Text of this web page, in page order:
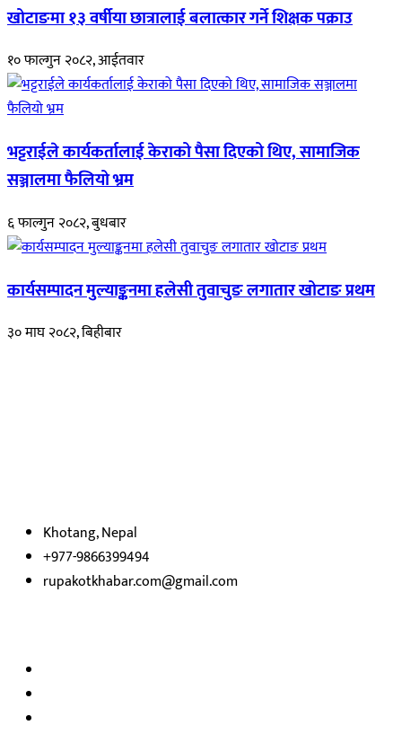
खोटाङमा १३ वर्षीया छात्रालाई बलात्कार गर्ने शिक्षक पक्राउ
१० फाल्गुन २०८२, आईतवार
भट्टराईले कार्यकर्तालाई केराको पैसा दिएको थिए, सामाजिक
सञ्जालमा फैलियो भ्रम
६ फाल्गुन २०८२, बुधबार
कार्यसम्पादन मुल्याङ्कनमा हलेसी तुवाचुङ लगातार खोटाङ प्रथम
३० माघ २०८२, बिहीबार
Khotang, Nepal
+977-9866399494
rupakotkhabar.com@gmail.com